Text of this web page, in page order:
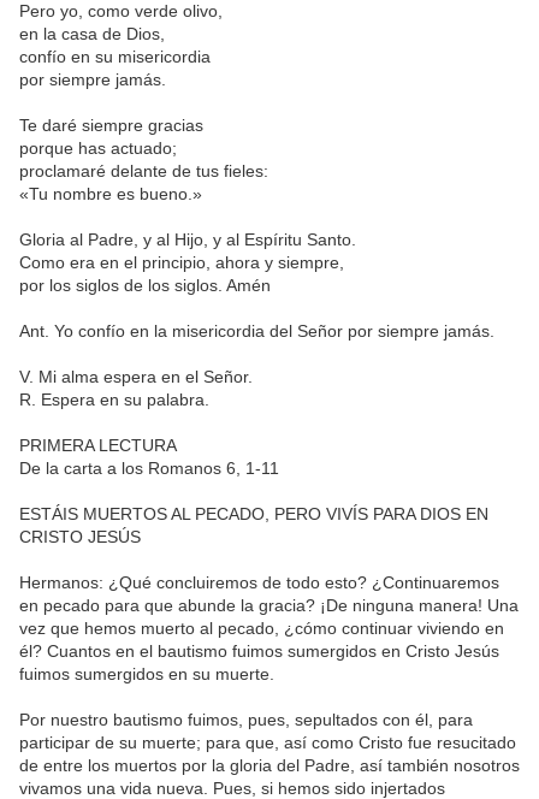
Pero yo, como verde olivo,
en la casa de Dios,
confío en su misericordia
por siempre jamás.
Te daré siempre gracias
porque has actuado;
proclamaré delante de tus fieles:
«Tu nombre es bueno.»
Gloria al Padre, y al Hijo, y al Espíritu Santo.
Como era en el principio, ahora y siempre,
por los siglos de los siglos. Amén
Ant. Yo confío en la misericordia del Señor por siempre jamás.
V. Mi alma espera en el Señor.
R. Espera en su palabra.
PRIMERA LECTURA
De la carta a los Romanos 6, 1-11
ESTÁIS MUERTOS AL PECADO, PERO VIVÍS PARA DIOS EN
CRISTO JESÚS
Hermanos: ¿Qué concluiremos de todo esto? ¿Continuaremos
en pecado para que abunde la gracia? ¡De ninguna manera! Una
vez que hemos muerto al pecado, ¿cómo continuar viviendo en
él? Cuantos en el bautismo fuimos sumergidos en Cristo Jesús
fuimos sumergidos en su muerte.
Por nuestro bautismo fuimos, pues, sepultados con él, para
participar de su muerte; para que, así como Cristo fue resucitado
de entre los muertos por la gloria del Padre, así también nosotros
vivamos una vida nueva. Pues, si hemos sido injertados